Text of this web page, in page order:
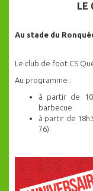
LE
Au stade du
Le club de foot CS
Au programme :
à partir de
barbecue
à partir de
76)